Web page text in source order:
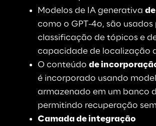
Modelos de IA generativa
como o GPT-4o, são
classificação de tópicos e
capacidade de localização
O conteúdo de
é incorporado usando
armazenado em um banco
permitindo recuperação
Camada de integração